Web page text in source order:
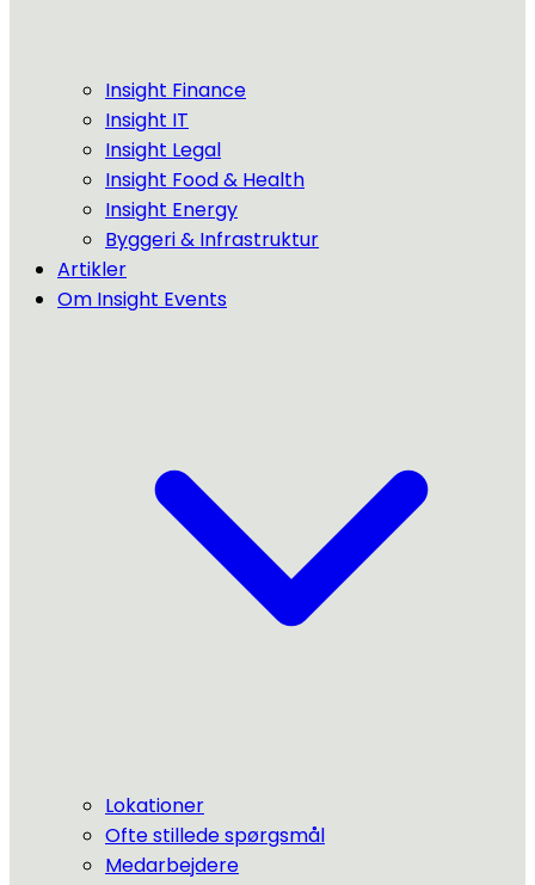
Insight Finance
Insight IT
Insight Legal
Insight Food & Health
Insight Energy
Byggeri & Infrastruktur
Artikler
Om Insight Events
Lokationer
Ofte stillede spørgsmål
Medarbejdere